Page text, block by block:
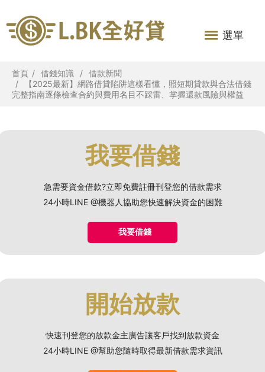
選單
首頁 借錢知識
借款新聞
【2025最新】網路借貸陷阱這樣看懂，照短期貸款與合法借錢
完整指南逐條檢查合約與費用名目不踩雷、掌握還款風險與權益
我要借錢
急需要資金借款?立即免費註冊刊登您的借款需求
24小時LINE @機器人協助您快速解決資金的困難
我要借錢
開始放款
快速刊登您的放款金主廣告讓客戶找到放款資金
24小時LINE @幫助您隨時取得最新借款需求資訊